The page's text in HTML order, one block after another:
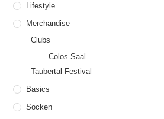
Lifestyle
Merchandise
Clubs
Colos Saal
Taubertal-Festival
Basics
Socken